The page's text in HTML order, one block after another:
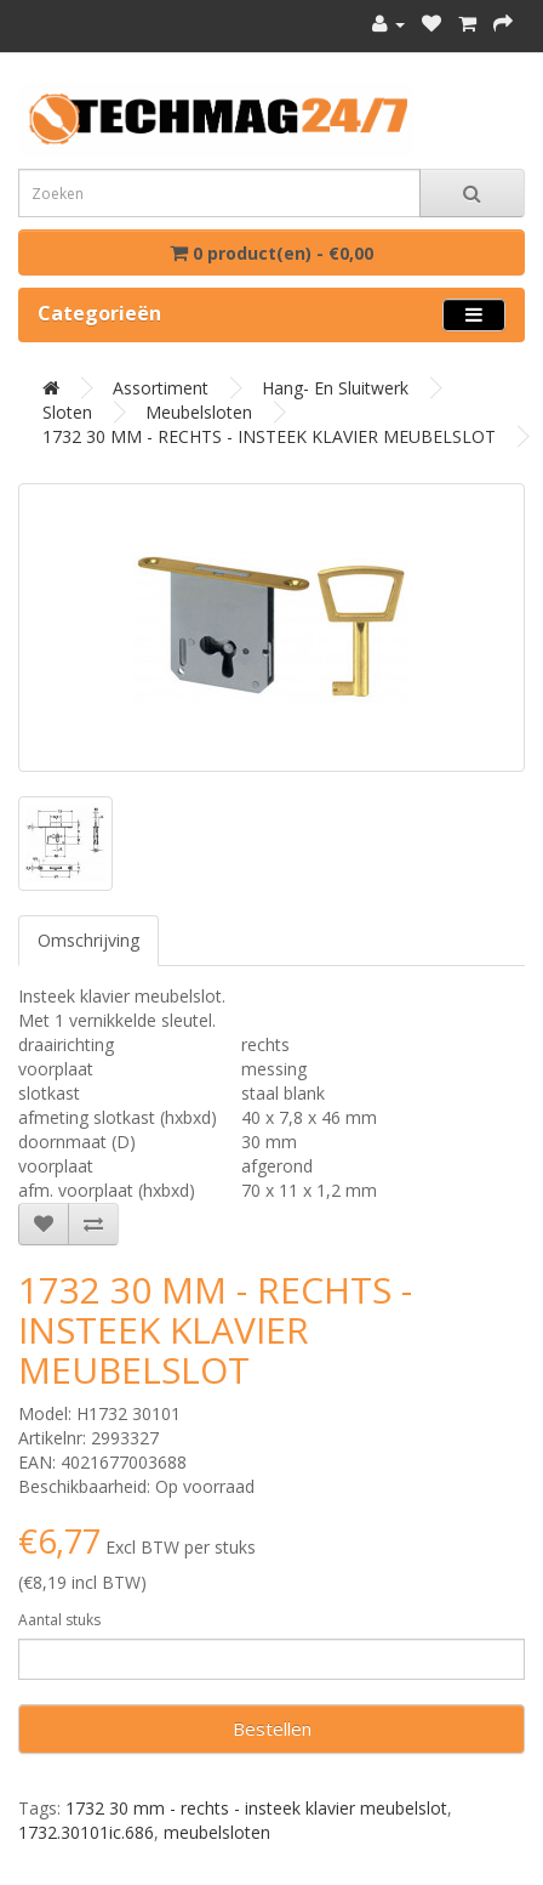
0 product(en) - €0,00
Categorieën
Assortiment
Hang- En Sluitwerk
Sloten
Meubelsloten
1732 30 MM - RECHTS - INSTEEK KLAVIER MEUBELSLOT
Omschrijving
Insteek klavier meubelslot.
Met 1 vernikkelde sleutel.
draairichting
rechts
voorplaat
messing
slotkast
staal blank
afmeting slotkast (hxbxd)
40 x 7,8 x 46 mm
doornmaat (D)
30 mm
voorplaat
afgerond
afm. voorplaat (hxbxd)
70 x 11 x 1,2 mm
1732 30 MM - RECHTS -
INSTEEK KLAVIER
MEUBELSLOT
Model: H1732 30101
Artikelnr: 2993327
EAN: 4021677003688
Beschikbaarheid: Op voorraad
€6,77 Excl BTW per stuks
(€8,19 incl BTW)
Aantal stuks
Bestellen
Tags: 1732 30 mm - rechts - insteek klavier meubelslot,
1732.30101ic.686, meubelsloten